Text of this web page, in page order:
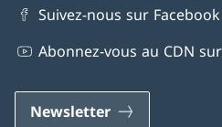
Suivez-nous sur Facebook
Abonnez-vous au CDN
Newsletter